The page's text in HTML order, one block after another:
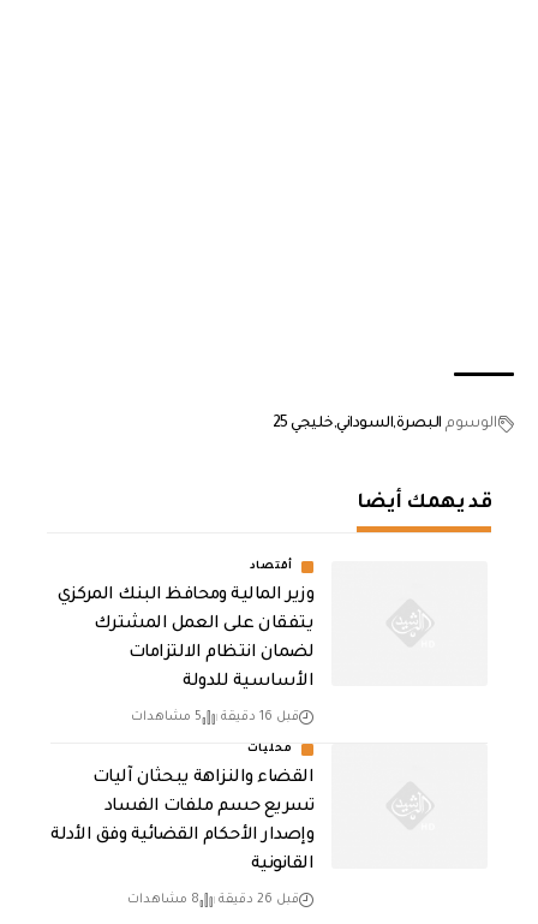
الوسوم البصرةالسوداني خليجي 25
قد يهمك أيضا
أقتصاد
وزير المالية ومحافظ البنك المركزي
يتفقان على العمل المشترك
لضمان انتظام الالتزامات
الأساسية للدولة
قبل 16 دقيقة 5 مشاهدات
محليات
القضاء والنزاهة يبحثان آليات
تسريع حسم ملفات الفساد
وإصدار الأحكام القضائية وفق الأدلة
القانونية
قبل 26 دقيقة 8 مشاهدات